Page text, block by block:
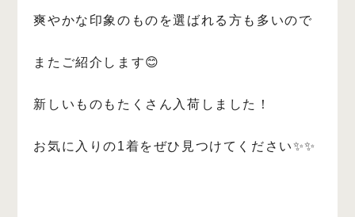
爽やかな印象のものを選ばれる方も多いので
またご紹介します😊
新しいものもたくさん入荷しました！
お気に入りの1着をぜひ見つけてください✨✨